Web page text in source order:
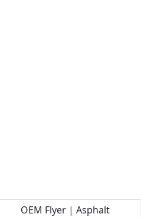
OEM Flyer | Asphalt